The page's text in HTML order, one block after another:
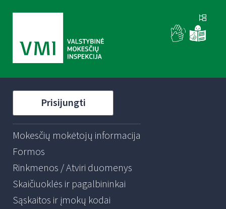
Prisijungti
Mokesčių mokėtojų informacija
Formos
Rinkmenos / Atviri duomenys
Skaičiuoklės ir pagalbininkai
Sąskaitos ir įmokų kodai